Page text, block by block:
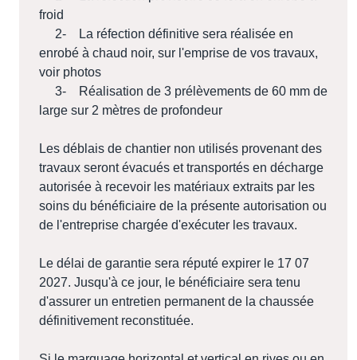
froid
2- La réfection définitive sera réalisée en
enrobé à chaud noir, sur l'emprise de vos travaux,
voir photos
3- Réalisation de 3 prélèvements de 60 mm de
large sur 2 mètres de profondeur
Les déblais de chantier non utilisés provenant des
travaux seront évacués et transportés en décharge
autorisée à recevoir les matériaux extraits par les
soins du bénéficiaire de la présente autorisation ou
de l'entreprise chargée d'exécuter les travaux.
Le délai de garantie sera réputé expirer le 17 07
2027. Jusqu'à ce jour, le bénéficiaire sera tenu
d'assurer un entretien permanent de la chaussée
définitivement reconstituée.